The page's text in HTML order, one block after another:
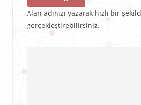
Alan adınızı yazarak hızlı bir
gerçekleştirebilirsiniz.